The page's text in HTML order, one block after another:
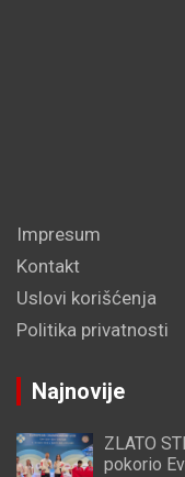
Impresum
Kontakt
Uslovi korišćenja
Politika privatnosti
Najnovije
ZLATO
pokorio